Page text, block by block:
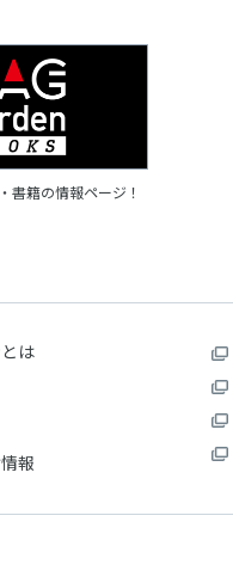
書籍の情報ページ！
は
報